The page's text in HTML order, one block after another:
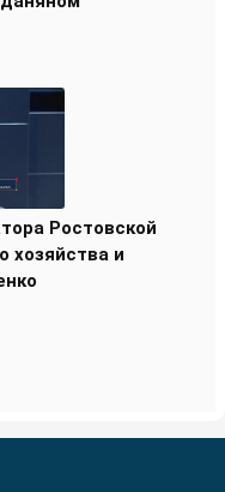
Ростовской
хозяйства и